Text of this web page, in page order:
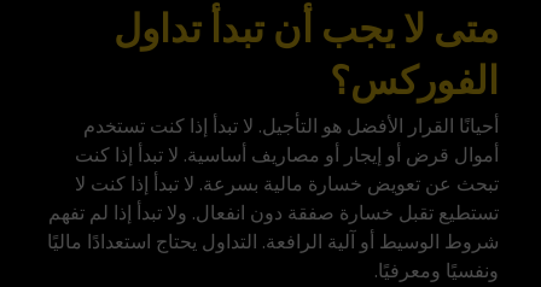
متى لا يجب أن تبدأ تداول
الفوركس؟
أحيانًا القرار الأفضل هو التأجيل. لا تبدأ إذا كنت تستخدم
أموال قرض أو إيجار أو مصاريف أساسية. لا تبدأ إذا كنت
تبحث عن تعويض خسارة مالية بسرعة. لا تبدأ إذا كنت لا
تستطيع تقبل خسارة صفقة دون انفعال. ولا تبدأ إذا لم تفهم
شروط الوسيط أو آلية الرافعة. التداول يحتاج استعدادًا ماليًا
ونفسيًا ومعرفيًا.